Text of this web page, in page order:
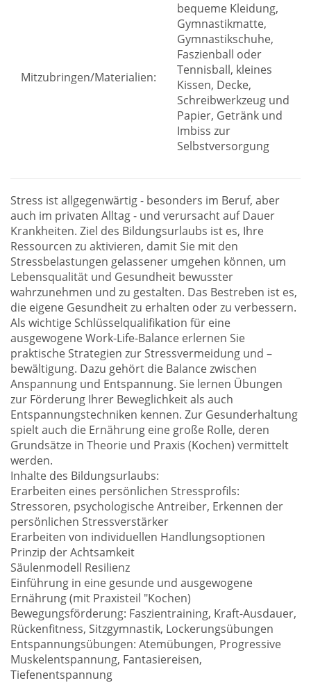
Mitzubringen/Materialien:
bequeme Kleidung,
Gymnastikmatte,
Gymnastikschuhe,
Faszienball oder
Tennisball, kleines
Kissen, Decke,
Schreibwerkzeug und
Papier, Getränk und
Imbiss zur
Selbstversorgung
Stress ist allgegenwärtig - besonders im Beruf, aber
auch im privaten Alltag - und verursacht auf Dauer
Krankheiten. Ziel des Bildungsurlaubs ist es, Ihre
Ressourcen zu aktivieren, damit Sie mit den
Stressbelastungen gelassener umgehen können, um
Lebensqualität und Gesundheit bewusster
wahrzunehmen und zu gestalten. Das Bestreben ist es,
die eigene Gesundheit zu erhalten oder zu verbessern.
Als wichtige Schlüsselqualifikation für eine
ausgewogene Work-Life-Balance erlernen Sie
praktische Strategien zur Stressvermeidung und –
bewältigung. Dazu gehört die Balance zwischen
Anspannung und Entspannung. Sie lernen Übungen
zur Förderung Ihrer Beweglichkeit als auch
Entspannungstechniken kennen. Zur Gesunderhaltung
spielt auch die Ernährung eine große Rolle, deren
Grundsätze in Theorie und Praxis (Kochen) vermittelt
werden.
Inhalte des Bildungsurlaubs:
Erarbeiten eines persönlichen Stressprofils:
Stressoren, psychologische Antreiber, Erkennen der
persönlichen Stressverstärker
Erarbeiten von individuellen Handlungsoptionen
Prinzip der Achtsamkeit
Säulenmodell Resilienz
Einführung in eine gesunde und ausgewogene
Ernährung (mit Praxisteil "Kochen)
Bewegungsförderung: Faszientraining, Kraft-Ausdauer,
Rückenfitness, Sitzgymnastik, Lockerungsübungen
Entspannungsübungen: Atemübungen, Progressive
Muskelentspannung, Fantasiereisen,
Tiefenentspannung